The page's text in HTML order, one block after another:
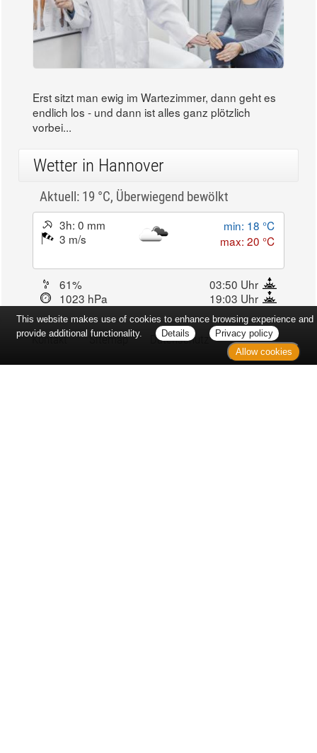
Erst sitzt man ewig im Wartezimmer, dann geht es
endlich los - und dann ist alles ganz plötzlich
vorbei...
Wetter in Hannover
Aktuell: 19 °C, Überwiegend bewölkt
3h: 0 mm
3 m/s
min: 18 °C
max: 20 °C
61%
03:50 Uhr
1023 hPa
19:03 Uhr
Kontakt Sitemap Datenschutz
This website makes use of cookies to enhance browsing experience and
provide additional functionality.
Details
Privacy policy
Allow cookies